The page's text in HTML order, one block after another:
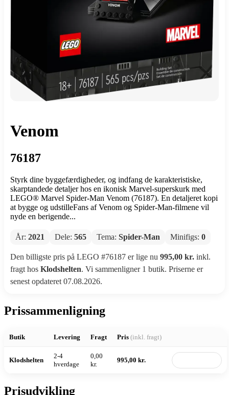
Venom
76187
Styrk dine byggefærdigheder, og indfang de karakteristiske,
skarptandede detaljer hos en ikonisk Marvel-superskurk med
LEGO® Marvel Spider-Man Venom (76187). En detaljeret kopi
at bygge og udstilleFans af Venom og Spider-Man-filmene vil
nyde en berigende...
År: 2021 Dele: 565 Tema: Spider-Man Minifigs: 0
Den billigste pris på LEGO #76187 er lige nu 995,00 kr. inkl.
fragt hos Klodshelten. Vi sammenligner 1 butik. Priserne er
senest opdateret 07.08.2026.
Prissammenligning
Butik Levering Fragt Pris (inkl. fragt)
Klodshelten
2-4
hverdage
0,00
kr.
995,00 kr.
Prisudvikling